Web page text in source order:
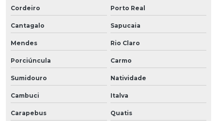
Cordeiro Porto Real
Cantagalo Sapucaia
Mendes Rio Claro
Porciúncula Carmo
Sumidouro Natividade
Cambuci Italva
Carapebus Quatis